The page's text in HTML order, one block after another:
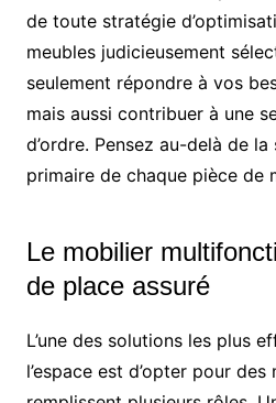
de toute stratégie
meubles judicieusement
seulement répondre à vos
mais aussi contribuer à une
d’ordre. Pensez au-delà de
primaire de chaque pièce de
Le mobilier
de place assuré
L’une des solutions les plus
l’espace est d’opter pour des